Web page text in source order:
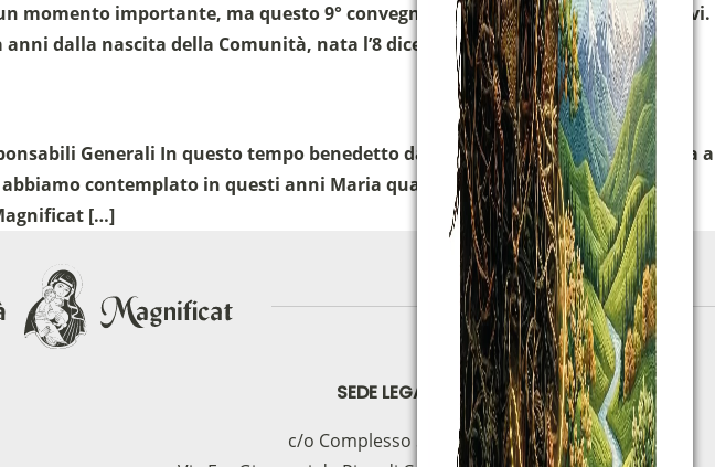
momento importante, ma questo 9° convegno è stato speciale per vari motivi.
dalla nascita della Comunità, nata l’8 dicembre 1978, ed eravamo il
Generali In questo tempo benedetto dal Signore Egli ci invita con forza a
contemplato in questi anni Maria quale modello da imitare, così ora
[…]
SEDE LEGALE
c/o Complesso S.Manno